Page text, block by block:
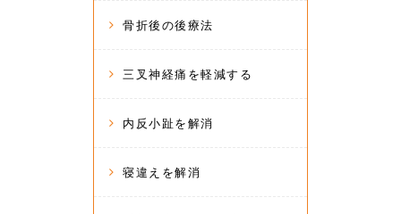
骨折後の後療法
三叉神経痛を軽減する
内反小趾を解消
寝違えを解消